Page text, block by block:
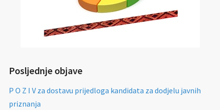
Posljednje objave
P O Z I V za dostavu prijedloga kandidata za dodjelu javnih
priznanja